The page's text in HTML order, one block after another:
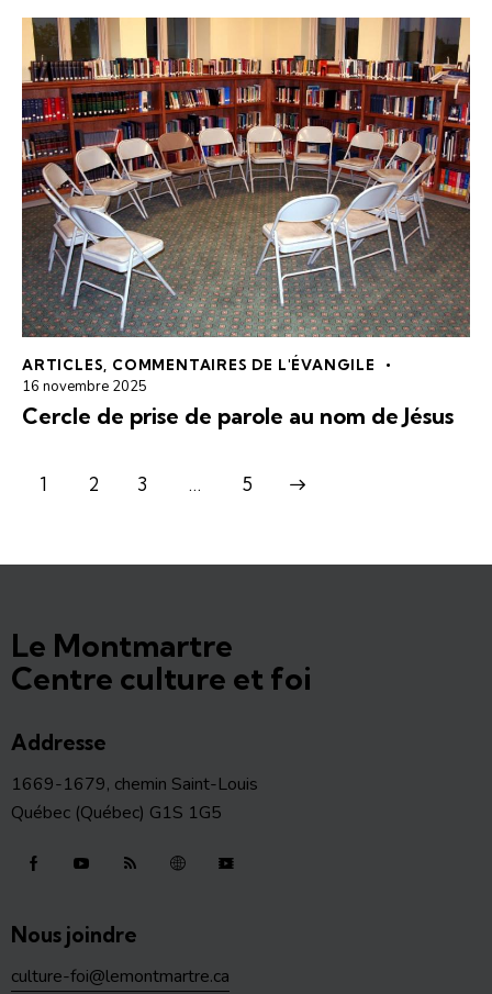
ARTICLES COMMENTAIRES DE L'ÉVANGILE
16 novembre 2025
Cercle de prise de parole au nom de Jésus
1 2 3 … 5
>
Le Montmartre
Centre culture et foi
Addresse
1669-1679, chemin Saint-Louis
Québec (Québec) G1S 1G5
Nous joindre
culture-foi@lemontmartre.ca